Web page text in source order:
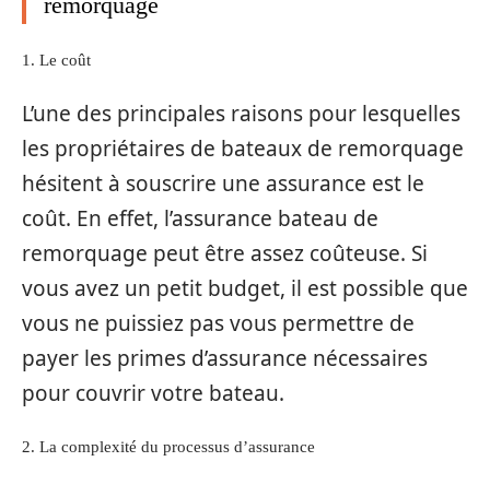
1. Le coût
L’une des principales raisons pour lesquelles
les propriétaires de bateaux de remorquage
hésitent à souscrire une assurance est le
coût. En effet, l’assurance bateau de
remorquage peut être assez coûteuse. Si
vous avez un petit budget, il est possible que
vous ne puissiez pas vous permettre de
payer les primes d’assurance nécessaires
pour couvrir votre bateau.
2. La complexité du processus d’assurance